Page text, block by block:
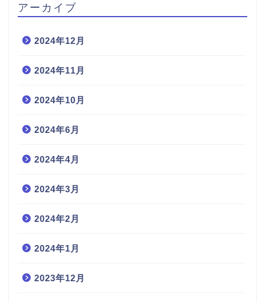
アーカイブ
2024年12月
2024年11月
2024年10月
2024年6月
2024年4月
2024年3月
2024年2月
2024年1月
2023年12月